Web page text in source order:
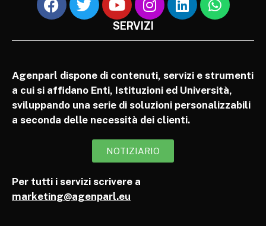
SERVIZI
Agenparl dispone di contenuti, servizi e strumenti
a cui si affidano Enti, Istituzioni ed Università,
sviluppando una serie di soluzioni personalizzabili
a seconda delle necessità dei clienti.
NOTIZIARIO
Per tutti i servizi scrivere a
marketing@agenparl.eu